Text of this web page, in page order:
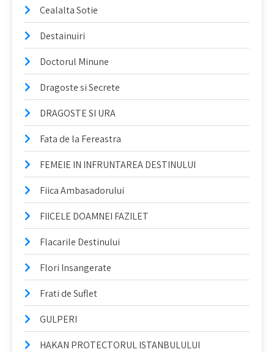
Cealalta Sotie
Destainuiri
Doctorul Minune
Dragoste si Secrete
DRAGOSTE SI URA
Fata de la Fereastra
FEMEIE IN INFRUNTAREA DESTINULUI
Fiica Ambasadorului
FIICELE DOAMNEI FAZILET
Flacarile Destinului
Flori Insangerate
Frati de Suflet
GULPERI
HAKAN PROTECTORUL ISTANBULULUI